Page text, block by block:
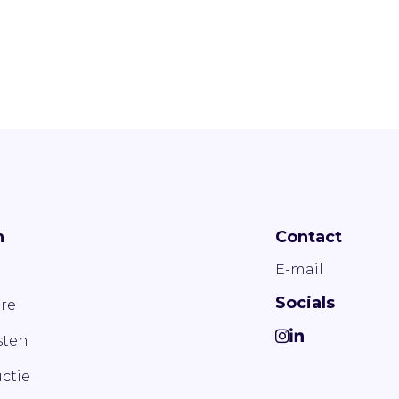
Contact
E-mail
Socials